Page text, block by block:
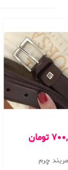
تومان
چرم